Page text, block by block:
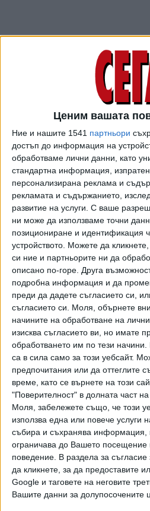
Ценим вашата
Ние и нашите 1541 партньори
достъп до информация на
обработваме лични данни, като
стандартна информация,
персонализирана реклама и
рекламата и съдържанието,
развитие на услуги. С ваше
ни може да използваме точни
позициониране и идентификация
устройството. Можете да
си ние и партньорите ни да
описано по-горе. Друга
подробна информация и да
преди да дадете съгласието си,
съгласието си.
Моля, обърнете
начините на обработване на
изисква съгласието ви, но имате
обработването им по тези
са в сила само за този уебсайт.
предпочитания или да оттеглите
време, като се върнете на този
"Поверителност" в долната част на
Моля, забележете също, че този
използва една или повече услуги
събира и съхранява информация,
ограничава до Вашето посещение
поведение. В раздела за
да кликнете, за да предоставите
Google и таговете на неговите
Вашите данни за долупосочените
Вторият етап на енергийното
се извърши с 80% европейско
средства, за разлика от
100% европейско
Плана за възстановяване и
годината ще бъдат обявени и
проекти.
Хората не се чувстват
жилищните сгради, въпреки че
бъдат по-евтини и по-лесни за
дискусията Драгомир Цанев,
енергийна ефективност. Той
имоти ще изискват наличието
енергийна ефективност на
Наличните средства за първия
като всяка община има лимит
много заявления за проекти е
те надхвърлят лимита от 80
според населението и
общини са подали проекти,
лимита. Отхвърлените
да кандидатстват отново за
искат да получат финансиране.
Варна и Бургас се отпускат 80
Велико Търново и Благоевград
Най-голямо е финансирането в
но интересът там не е толкова
по-малки населени места.
До момента са обновени само
държавата, а до 2030 г. трябва